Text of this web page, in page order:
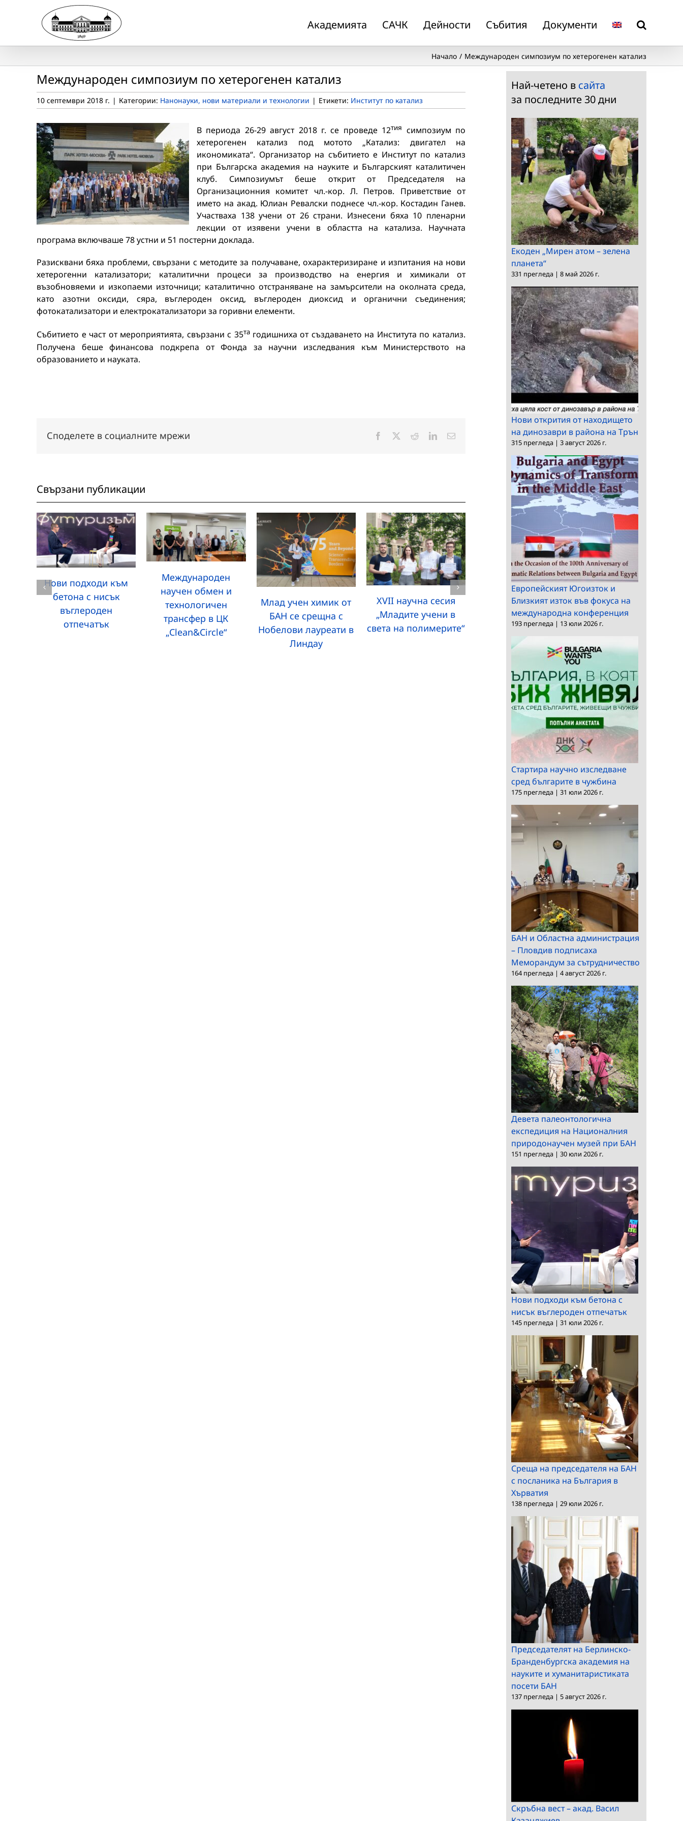
Академията САЧК Дейности Събития Документи
Начало Международен симпозиум по хетерогенен катализ
Международен симпозиум по хетерогенен катализ
10 септември 2018 г. | Категории: Нанонауки, нови материали и технологии | Етикети: Институт по катализ
В периода 26-29 август 2018 г. се проведе 12тия симпозиум по
хетерогенен катализ под мотото „Катализ: двигател на
икономиката“. Организатор на събитието е Институт по катализ
при Българска академия на науките и Българският каталитичен
клуб. Симпозиумът беше открит от Председателя на
Организационния комитет чл.-кор. Л. Петров. Приветствие от
името на акад. Юлиан Ревалски поднесе чл.-кор. Костадин Ганев.
Участваха 138 учени от 26 страни. Изнесени бяха 10 пленарни
лекции от изявени учени в областта на катализа. Научната
програма включваше 78 устни и 51 постерни доклада.
Разисквани бяха проблеми, свързани с методите за получаване, охарактеризиране и изпитания на нови
хетерогенни катализатори; каталитични процеси за производство на енергия и химикали от
възобновяеми и изкопаеми източници; каталитично отстраняване на замърсители на околната среда,
като азотни оксиди, сяра, въглероден оксид, въглероден диоксид и органични съединения;
фотокатализатори и електрокатализатори за горивни елементи.
Събитието е част от мероприятията, свързани с 35та годишниха от създаването на Института по катализ.
Получена беше финансова подкрепа от Фонда за научни изследвания към Министерството на
образованието и науката.
Споделете в социалните мрежи Facebook RedditLinkedInЕлектронна
Свързани публикации
Нови подходи към
бетона с нисък
въглероден
отпечатък
Международен
научен обмен и
технологичен
трансфер в ЦК
„Clean&Circle“
Млад учен химик от
БАН се срещна с
Нобелови лауреати в
Линдау
XVII научна сесия
„Младите учени в
света на полимерите“
Нови разработки в
областта на зелените
технологии
Шопов” за изявен
млад учен в
на полимерите за
2026 г.
Най-четено в сайта
за последните 30 дни
Екоден „Мирен атом – зелена
планета“
331 прегледа | 8 май 2026 г.
Нови открития от находището
на динозаври в района на Трън
315 прегледа | 3 август 2026 г.
Европейският Югоизток и
Близкият изток във фокуса на
международна конференция
193 прегледа | 13 юли 2026 г.
Стартира научно изследване
сред българите в чужбина
175 прегледа | 31 юли 2026 г.
БАН и Областна администрация
– Пловдив подписаха
Меморандум за сътрудничество
164 прегледа | 4 август 2026 г.
Девета палеонтологична
експедиция на Националния
природонаучен музей при БАН
151 прегледа | 30 юли 2026 г.
Нови подходи към бетона с
нисък въглероден отпечатък
145 прегледа | 31 юли 2026 г.
Среща на председателя на БАН
с посланика на България в
Хърватия
138 прегледа | 29 юли 2026 г.
Председателят на Берлинско-
Бранденбургска академия на
науките и хуманитаристиката
посети БАН
137 прегледа | 5 август 2026 г.
Скръбна вест – акад. Васил